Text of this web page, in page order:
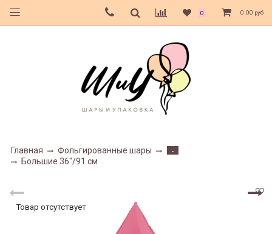
0 0.00 руб
Главная Фольгированные шары
-
Большие 36"/91 см
Товар отсутствует